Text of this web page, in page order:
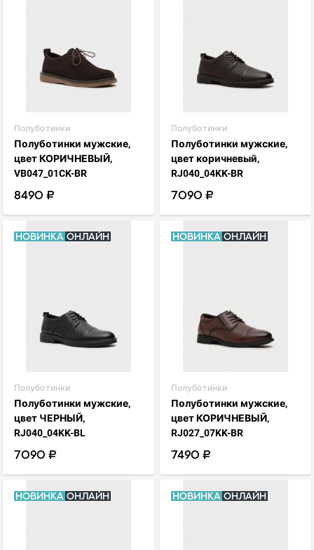
Полуботинки
Полуботинки мужские,
цвет КОРИЧНЕВЫЙ,
VB047_01CK-BR
8490 ₽
Полуботинки
Полуботинки мужские,
цвет коричневый,
RJ040_04KK-BR
7090 ₽
Новинка Онлайн
Полуботинки
Полуботинки мужские,
цвет ЧЕРНЫЙ,
RJ040_04KK-BL
7090 ₽
Новинка Онлайн
Полуботинки
Полуботинки мужские,
цвет КОРИЧНЕВЫЙ,
RJ027_07KK-BR
7490 ₽
Новинка Онлайн Новинка Онлайн